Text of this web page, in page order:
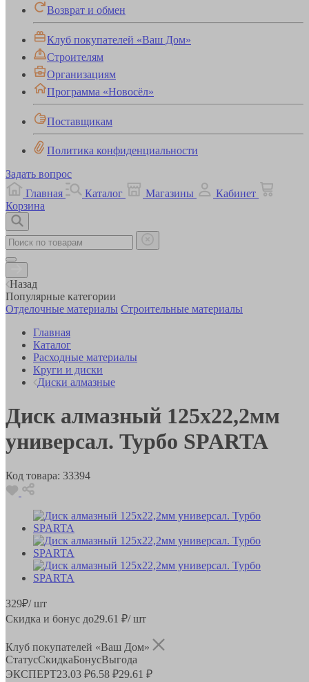
Возврат и обмен
Клуб покупателей «Ваш Дом»
Строителям
Организациям
Программа «Новосёл»
Поставщикам
Политика конфиденциальности
Задать вопрос
Главная
Каталог Магазины
Кабинет
Корзина
Назад
Популярные категории
Отделочные материалы Строительные материалы
Главная
Каталог
Расходные материалы
Круги и диски
Диски алмазные
Диск алмазный 125х22,2мм
универсал. Турбо SPARTA
Код товара: 33394
329₽/ шт
Скидка и бонус до29.61 ₽/ шт
Клуб покупателей «Ваш Дом»
СтатусСкидкаБонусВыгода
ЭКСПЕРТ23.03 ₽6.58 ₽29.61 ₽